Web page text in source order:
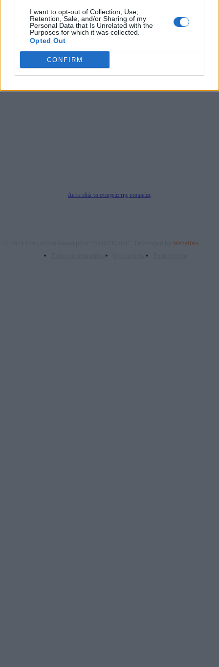
I want to opt-out of Collection, Use,
Retention, Sale, and/or Sharing of my
Personal Data that Is Unrelated with the
Purposes for which it was collected.
Opted Out
CONFIRM
αποκαλύπτουν πολιτικά και παραπολιτικά θέματα, γράφουν επωνύμως την
άποψη τους, με γνώμονα τον ενημερωμένο αναγνώστη.
Δείτε εδώ τα στοιχεία της εταιρείας
Webalists